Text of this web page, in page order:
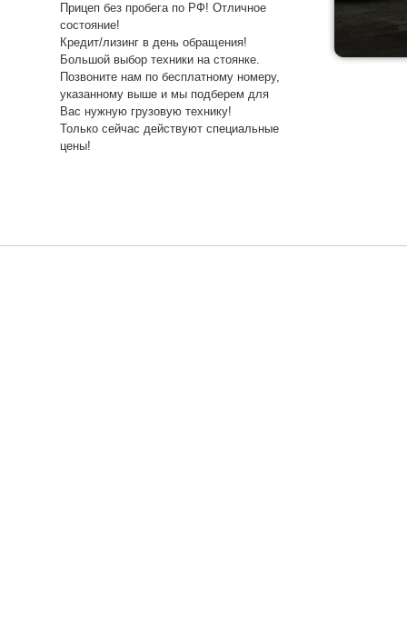
Прицеп без пробега по РФ! Отличное
состояние!
Кредит/лизинг в день обращения!
Большой выбор техники на стоянке.
Позвоните нам по бесплатному номеру,
указанному выше и мы подберем для
Вас нужную грузовую технику!
Только сейчас действуют специальные
цены!